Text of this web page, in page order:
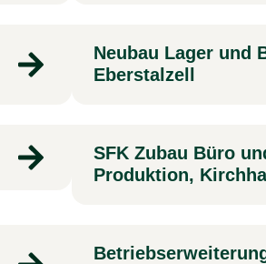
Neubau Lager und
Eberstalzell
SFK Zubau Büro
Produktion,